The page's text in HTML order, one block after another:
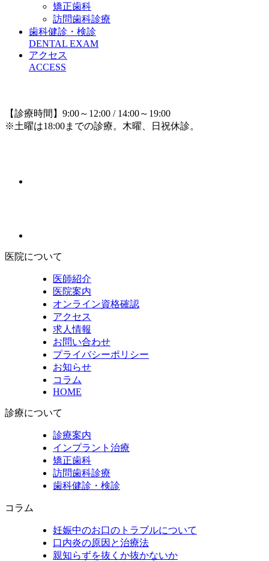
矯正歯科
訪問歯科診療
歯科健診・検診
DENTAL EXAM
アクセス
ACCESS
【診療時間】9:00～12:00 / 14:00～19:00
※土曜は18:00までの診療。木曜、日祝休診。
医院について
医師紹介
医院案内
オンライン資格確認
アクセス
求人情報
お問い合わせ
プライバシーポリシー
お知らせ
コラム
HOME
診療について
診療案内
インプラント治療
矯正歯科
訪問歯科診療
歯科健診・検診
コラム
妊娠中のお口のトラブルについて
口内炎の原因と治療法
親知らずを抜くか抜かないか